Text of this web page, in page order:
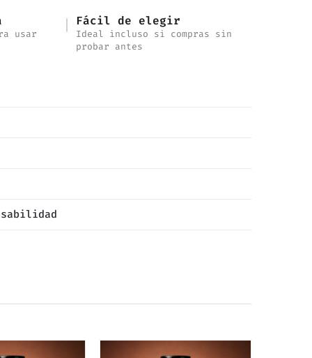
usar
Fácil de elegir
Ideal incluso si compras sin
probar antes